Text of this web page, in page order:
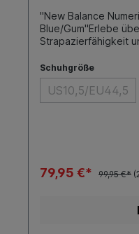
"New Balance
Blue/Gum"Erlebe
Strapazierfähigkeit
für Skater, die
Design Wert legen,
perfekte
Technologie und
Schuhgröße
US10,5/EU44,5
79,95 €* 99,95 €*